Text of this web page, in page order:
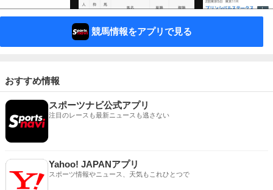
競馬情報をアプリで見る
おすすめ情報
スポーツナビ公式アプリ
注目のレースも最新ニュースも逃さない
Yahoo! JAPANアプリ
スポーツ情報やニュース、天気もこれひとつで